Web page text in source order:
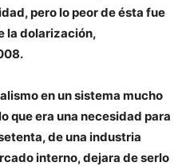
pero lo peor de ésta fue
la dolarización,
en un sistema mucho
que era una necesidad para
de una industria
interno, dejara de serlo